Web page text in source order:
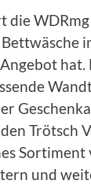
die
hat.
Trötsch
Sortiment
und